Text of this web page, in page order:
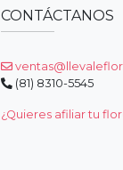
CONTÁCTANOS
(81) 8310-5545
¿Quieres afiliar tu